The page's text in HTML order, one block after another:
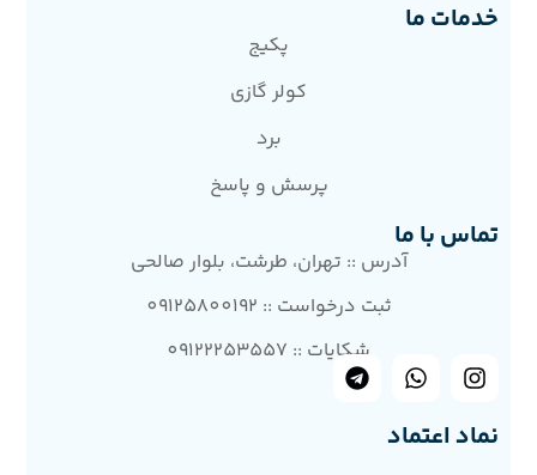
خدمات ما
پکیج
کولر گازی
برد
پرسش و پاسخ
تماس با ما
آدرس :: تهران، طرشت، بلوار صالحی
ثبت درخواست :: 09125800192
شکایات :: 09122253557
نماد اعتماد